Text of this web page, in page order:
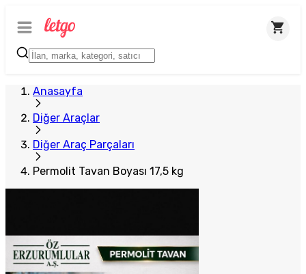
Anasayfa
Diğer Araçlar
Diğer Araç Parçaları
Permolit Tavan Boyası 17,5 kg
Plus Satıcı